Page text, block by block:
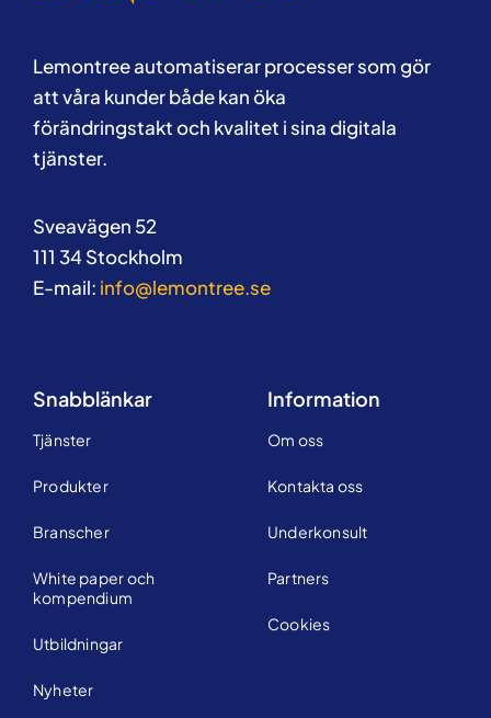
Lemontree automatiserar processer som gör
att våra kunder både kan öka
förändringstakt och kvalitet i sina digitala
tjänster.
Sveavägen 52
111 34 Stockholm
E-mail: info@lemontree.se
Snabblänkar
Tjänster
Produkter
Branscher
White paper och
kompendium
Utbildningar
Nyheter
Information
Om oss
Kontakta oss
Underkonsult
Partners
Cookies